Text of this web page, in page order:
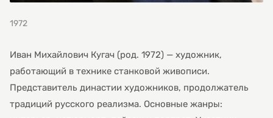
1972
Иван Михайлович Кугач (род. 1972) — художник,
работающий в технике станковой живописи.
Представитель династии художников, продолжатель
традиций русского реализма. Основные жанры: